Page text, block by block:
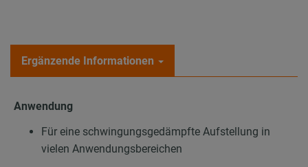
Ergänzende Informationen
Anwendung
Für eine schwingungsgedämpfte Aufstellung in
vielen Anwendungsbereichen